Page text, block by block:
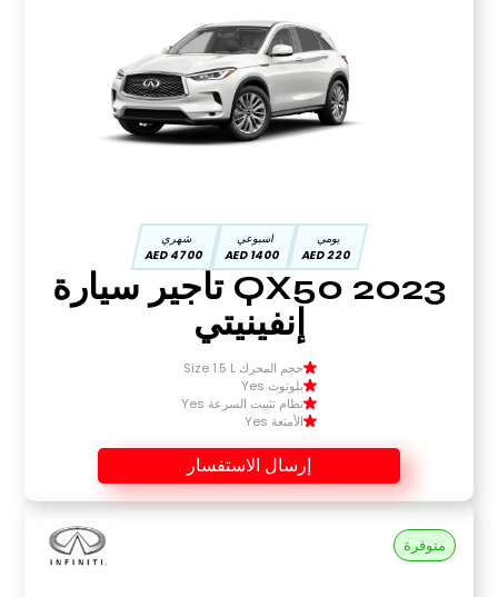
يومي
220 AED
اسبوعي
1400 AED
شهري
4700 AED
QX50 2023 تأجير سيارة
إنفينيتي
حجم المحرك Size 1.5 L
بلوتوث Yes
نظام تثبيت السرعة Yes
الأمتعة Yes
إرسال الاستفسار
متوفرة